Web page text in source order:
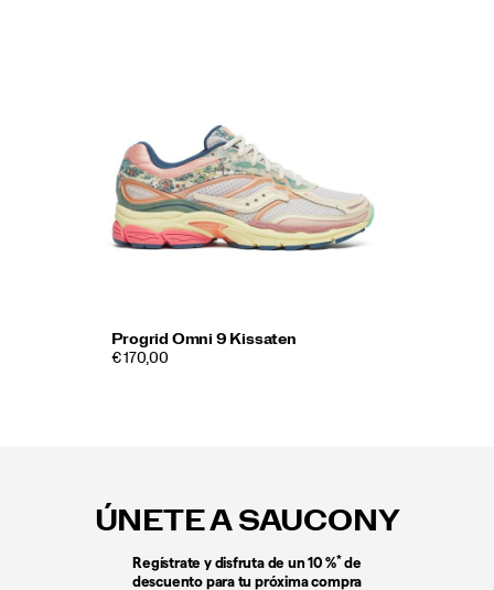
Progrid Omni 9 Kissaten
€ 170,00
ÚNETE A SAUCONY
Regístrate y disfruta de un 10 %* de
descuento para tu próxima compra